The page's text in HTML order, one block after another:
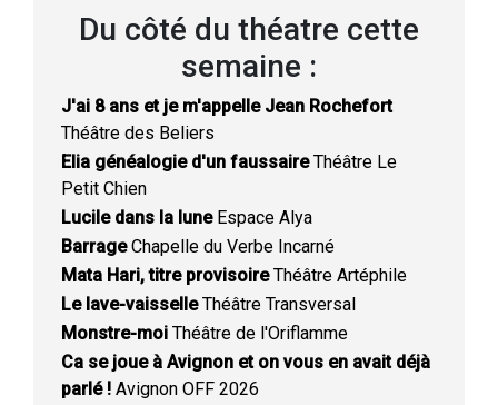
Du côté du théatre cette
semaine :
J'ai 8 ans et je m'appelle Jean Rochefort
Théâtre des Beliers
Elia généalogie d'un faussaireThéâtre Le
Petit Chien
Lucile dans la luneEspace Alya
BarrageChapelle du Verbe Incarné
Mata Hari, titre provisoireThéâtre Artéphile
Le lave-vaisselleThéâtre Transversal
Monstre-moi Théâtre de l'Oriflamme
Ca se joue à Avignon et on vous en avait déjà
parlé ! Avignon OFF 2026